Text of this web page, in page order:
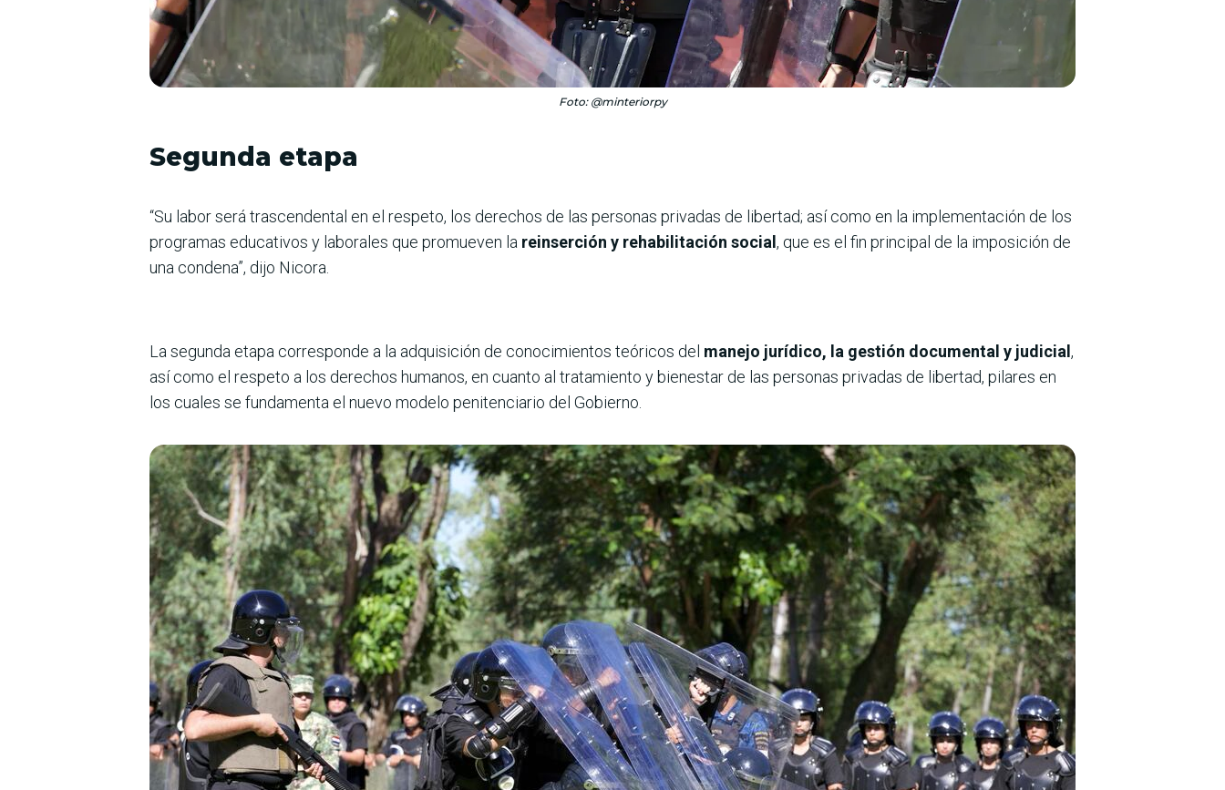
Foto: @minteriorpy
Segunda etapa
“Su labor será trascendental en el respeto, los derechos de las personas privadas de libertad; así como en la implementación de los
programas educativos y laborales que promueven la reinserción y rehabilitación social , que es el fin principal de la imposición de
una condena”, dijo Nicora.
La segunda etapa corresponde a la adquisición de conocimientos teóricos del manejo jurídico, la gestión documental y judicial ,
así como el respeto a los derechos humanos, en cuanto al tratamiento y bienestar de las personas privadas de libertad, pilares en
los cuales se fundamenta el nuevo modelo penitenciario del Gobierno.